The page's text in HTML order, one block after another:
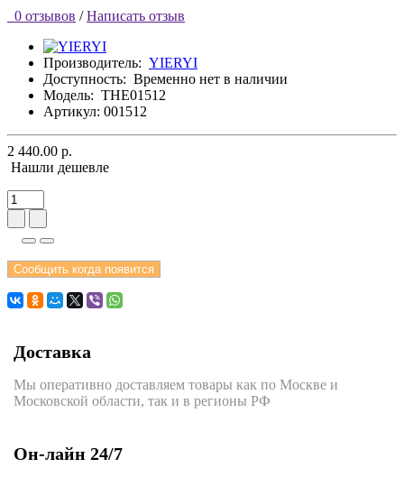
0 отзывов / Написать отзыв
Производитель: YIERYI
Доступность: Временно нет в наличии
Модель: THE01512
Артикул: 001512
2 440.00 р.
Нашли дешевле
Сообщить когда появится
Доставка
Мы оперативно доставляем товары как по Москве и
Московской области, так и в регионы РФ
Он-лайн 24/7